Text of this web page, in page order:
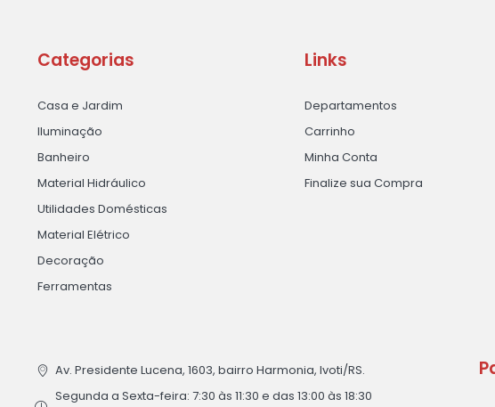
Categorias
Casa e Jardim
Iluminação
Banheiro
Material Hidráulico
Utilidades Domésticas
Material Elétrico
Decoração
Ferramentas
Links
Departamentos
Carrinho
Minha Conta
Finalize sua Compra
Av. Presidente Lucena, 1603, bairro Harmonia, Ivoti/RS.
Segunda a Sexta-feira: 7:30 às 11:30 e das 13:00 às 18:30